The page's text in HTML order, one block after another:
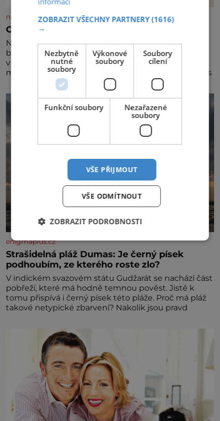
nasehvezdy.cz
Osamělá herečka Syslová všechno vzdala?
Nedávno se povídalo, že má Dana Syslová (80)
blízkého přítele, který je jí oporou. Ale je to ještě
vůbec pravda? V posledních dnech čím dál častěji
mluví o svém odchodu. Dohnala ji snad samota? Půs
enigmaplus.cz
Strašidelná pláž Dumas: Je černý písek
podhoubím, ze kterého roste zlo?
V indickém svazovém státu Gudžarát se nachází část
pobřeží, které má hodně temnou pověst. Jistě k
tomu přispívá i černý písek této pláže. Proč má pláž
takové netypické zbarvení? Nakolik jsou pravd
ZOBRAZIT VŠECHNY PARTNERY(1616)
→
Nezbytně
nutné
soubory
Výkonové
soubory
Soubory
cílení
Funkční soubory
Nezařazené
soubory
VŠE PŘIJMOUT
VŠE ODMÍTNOUT
ZOBRAZIT PODROBNOSTI